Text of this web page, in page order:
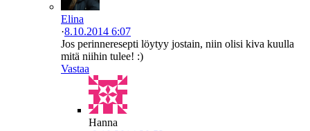
Elina
·8.10.2014 6:07
Jos perinneresepti löytyy jostain, niin olisi kiva kuulla
mitä niihin tulee! :)
Vastaa
Hanna